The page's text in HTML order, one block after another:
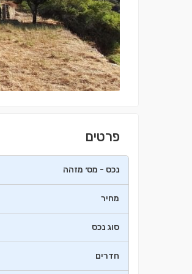
פרטים
נכס - מס׳ מזהה
מחיר
סוג נכס
חדרים